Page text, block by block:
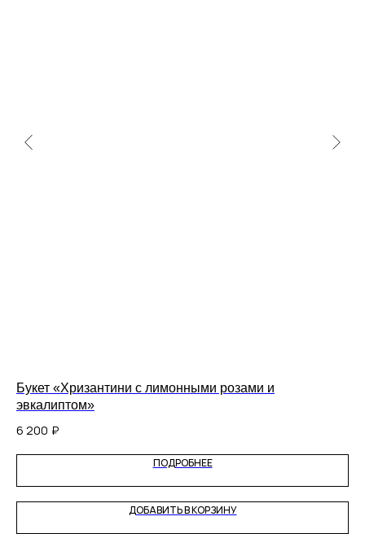
Букет «Хризантини с лимонными розами и
эвкалиптом»
6 200 ₽
ПОДРОБНЕЕ
ДОБАВИТЬ В КОРЗИНУ